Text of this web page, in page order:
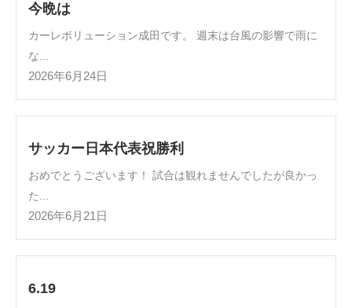
今晩は
カーレボリューション成田です。 週末は台風の影響で雨に
な...
2026年6月24日
サッカー日本代表祝勝利
おめでとうございます！ 試合は観れませんでしたが良かっ
た...
2026年6月21日
6.19